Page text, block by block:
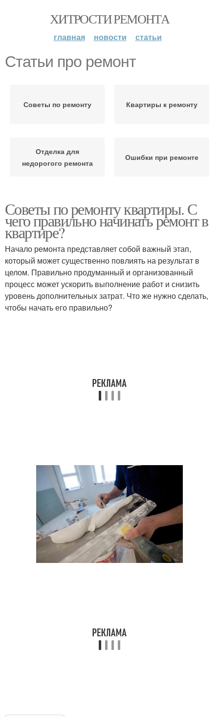
ХИТРОСТИ РЕМОНТА
главная новости статьи
Статьи про ремонт
Советы по ремонту Квартиры к ремонту
Отделка для
недорогого ремонта
Ошибки при ремонте
Советы по ремонту квартиры. С
чего правильно начинать ремонт в
квартире?
Начало ремонта представляет собой важный этап,
который может существенно повлиять на результат в
целом. Правильно продуманный и организованный
процесс может ускорить выполнение работ и снизить
уровень дополнительных затрат. Что же нужно сделать,
чтобы начать его правильно?